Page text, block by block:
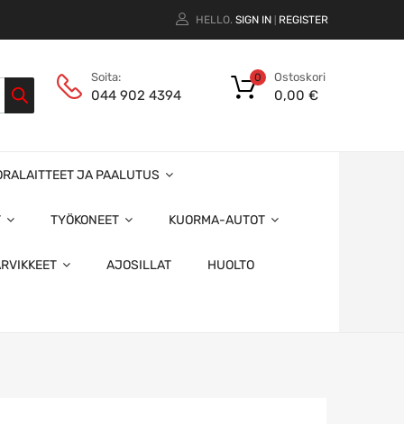
HELLO. SIGN IN REGISTER
Soita:
044 902 4394
Ostoskori
0,00 €
0
JA PAALUTUS
TYÖKONEET KUORMA-AUTOT
AJOSILLAT HUOLTO